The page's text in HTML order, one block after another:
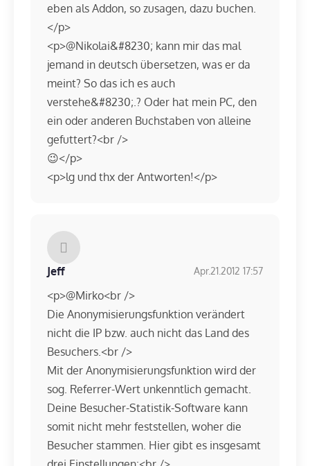
eben als Addon, so zusagen, dazu buchen.
</p>
<p>@Nikolai&#8230; kann mir das mal
jemand in deutsch übersetzen, was er da
meint? So das ich es auch
verstehe&#8230;.? Oder hat mein PC, den
ein oder anderen Buchstaben von alleine
gefuttert?<br />
😉</p>
<p>lg und thx der Antworten!</p>
Jeff Apr.21.2012 17:57
<p>@Mirko<br />
Die Anonymisierungsfunktion verändert
nicht die IP bzw. auch nicht das Land des
Besuchers.<br />
Mit der Anonymisierungsfunktion wird der
sog. Referrer-Wert unkenntlich gemacht.
Deine Besucher-Statistik-Software kann
somit nicht mehr feststellen, woher die
Besucher stammen. Hier gibt es insgesamt